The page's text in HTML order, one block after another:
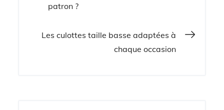
de
patron ?
Les culottes taille basse adaptées à
chaque occasion